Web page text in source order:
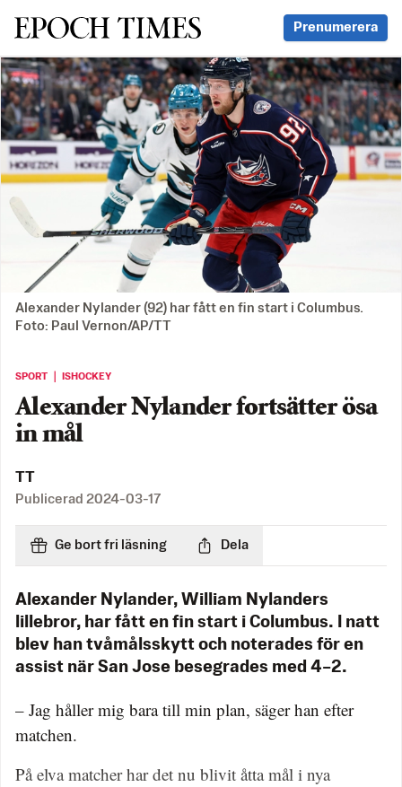
Svenska Epoch Times Prenumerera
Alexander Nylander (92) har fått en fin start i Columbus.
Foto: Paul Vernon/AP/TT
SPORT ｜ ISHOCKEY
Alexander Nylander fortsätter ösa
in mål
TT
Publicerad 2024-03-17
Ge bort fri läsning Dela
Alexander Nylander, William Nylanders
lillebror, har fått en fin start i Columbus. I natt
blev han tvåmålsskytt och noterades för en
assist när San Jose besegrades med 4–2.
– Jag håller mig bara till min plan, säger han efter
matchen.
På elva matcher har det nu blivit åtta mål i nya